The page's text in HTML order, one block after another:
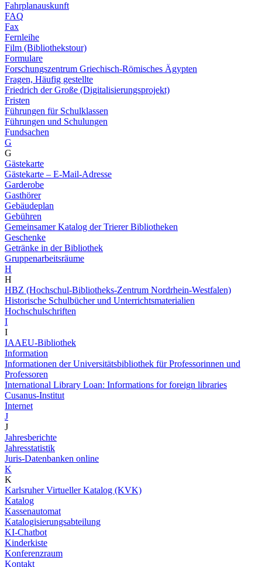
Fahrplanauskunft
FAQ
Fax
Fernleihe
Film (Bibliothekstour)
Formulare
Forschungszentrum Griechisch-Römisches Ägypten
Fragen, Häufig gestellte
Friedrich der Große (Digitalisierungsprojekt)
Fristen
Führungen für Schulklassen
Führungen und Schulungen
Fundsachen
G
G
Gästekarte
Gästekarte – E-Mail-Adresse
Garderobe
Gasthörer
Gebäudeplan
Gebühren
Gemeinsamer Katalog der Trierer Bibliotheken
Geschenke
Getränke in der Bibliothek
Gruppenarbeitsräume
H
H
HBZ (Hochschul-Bibliotheks-Zentrum Nordrhein-Westfalen)
Historische Schulbücher und Unterrichtsmaterialien
Hochschulschriften
I
I
IAAEU-Bibliothek
Information
Informationen der Universitätsbibliothek für Professorinnen und
Professoren
International Library Loan: Informations for foreign libraries
Cusanus-Institut
Internet
J
J
Jahresberichte
Jahresstatistik
Juris-Datenbanken online
K
K
Karlsruher Virtueller Katalog (KVK)
Katalog
Kassenautomat
Katalogisierungsabteilung
KI-Chatbot
Kinderkiste
Konferenzraum
Kontakt